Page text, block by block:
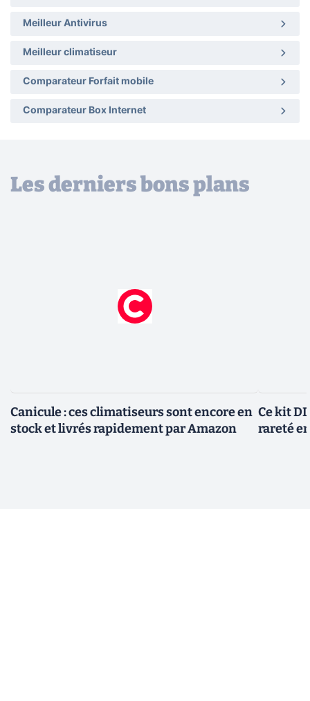
Meilleur Antivirus
Meilleur climatiseur
Comparateur Forfait mobile
Comparateur Box Internet
Les derniers bons plans
Canicule : ces climatiseurs sont encore en
stock et livrés rapidement par Amazon
Ce kit
rareté